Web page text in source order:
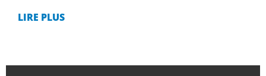
LIRE PLUS